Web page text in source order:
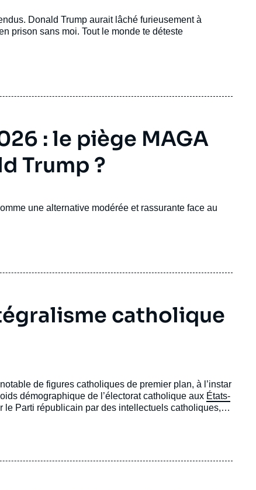
Donald Trump aurait lâché furieusement à
prison sans moi. Tout le monde te déteste
: le piège MAGA
Trump ?
une alternative modérée et rassurante face au
catholique
de figures catholiques de premier plan, à l’instar
démographique de l’électorat catholique aux États-
le Parti républicain par des intellectuels catholiques,
universitaires tels que Patrick Deneen et Adrian